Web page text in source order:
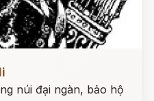
núi đại ngàn, bảo hộ